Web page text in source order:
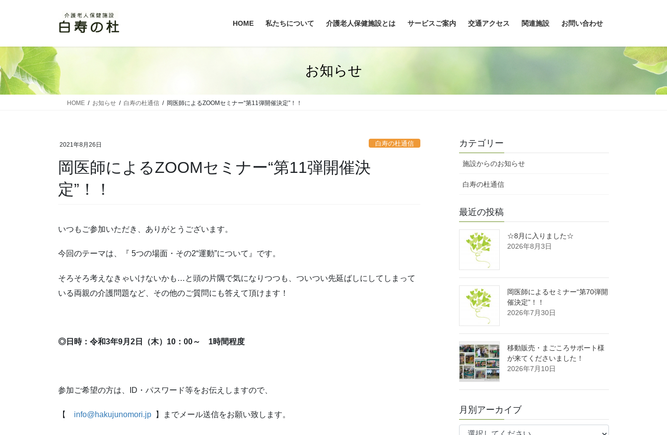
に
移
動
ョ
ン
に
HOME 私たちについて 介護老人保健施設とは サービスご案内 交通アクセス 関連施設 お問い合わせ
お知らせ
HOME お知らせ 白寿の杜通信 岡医師によるZOOMセミナー“第11弾開催決定”！！
2021年8月26日 白寿の杜通信
岡医師によるZOOMセミナー“第11弾開催決
定”！！
いつもご参加いただき、ありがとうございます。
今回のテーマは、『 5つの場面・その2“運動”について』です。
そろそろ考えなきゃいけないかも…と頭の片隅で気になりつつも、ついつい先延ばしにしてしまって
いる両親の介護問題など、その他のご質問にも答えて頂けます！
◎日時：令和3年9月2日（木）10：00～ 1時間程度
参加ご希望の方は、ID・パスワード等をお伝えしますので、
【 info@hakujunomori.jp 】までメール送信をお願い致します。
カテゴリー
施設からのお知らせ
白寿の杜通信
最近の投稿
☆8月に入りました☆
2026年8月3日
岡医師によるセミナー“第70弾開
催決定”！！
2026年7月30日
移動販売・まごころサポート様
が来てくださいました！
2026年7月10日
月別アーカイブ